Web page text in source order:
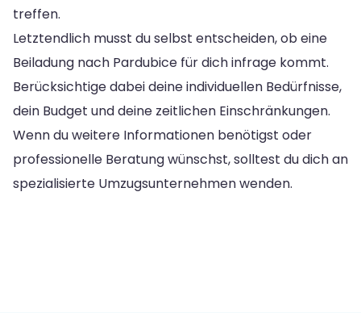
treffen.
Letztendlich musst du selbst entscheiden, ob eine
Beiladung nach Pardubice für dich infrage kommt.
Berücksichtige dabei deine individuellen Bedürfnisse,
dein Budget und deine zeitlichen Einschränkungen.
Wenn du weitere Informationen benötigst oder
professionelle Beratung wünschst, solltest du dich an
spezialisierte Umzugsunternehmen wenden.